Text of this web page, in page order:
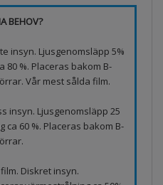
BEHOV?
insyn. Ljusgenomsläpp 5%
80 %. Placeras bakom B-
Vår mest sålda film.
insyn. Ljusgenomsläpp 25
ca 60 %. Placeras bakom B-
Diskret insyn.